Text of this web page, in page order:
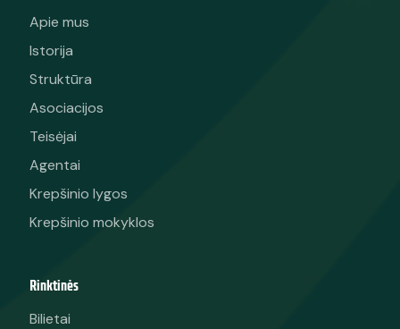
Apie mus
Istorija
Struktūra
Asociacijos
Teisėjai
Agentai
Krepšinio lygos
Krepšinio mokyklos
Rinktinės
Bilietai